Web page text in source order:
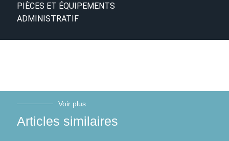
PIÈCES ET ÉQUIPEMENTS
ADMINISTRATIF
Voir plus
Articles similaires